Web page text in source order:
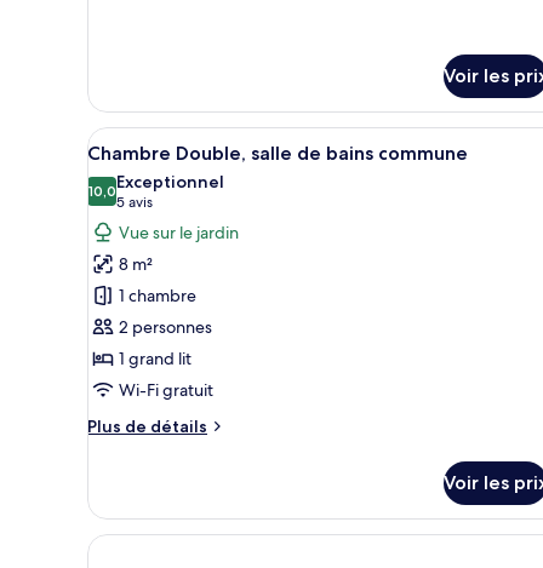
type
de
chambre
Studio
Voir les
Afficher
toutes
les
photos
pour
ce
type
de
chambre :
Chambre
Double,
bains
commune
Un barbecue abrité, situé
3
Chambre Double, salle de bains commune
10,010,0 sur 10
Exceptionnel
5 avis
(5 avis)
Vue sur le jardin
8 m²
1 chambre
2 personnes
1 grand lit
Wi-Fi gratuit
Plus de détails
Plus
le
type
de
Voir les